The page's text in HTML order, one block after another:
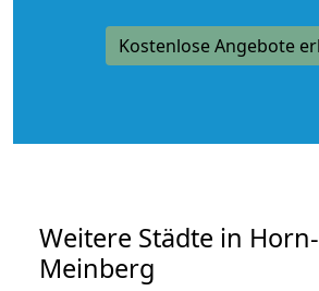
Kostenlose Angebote
Weitere Städte in
Meinberg